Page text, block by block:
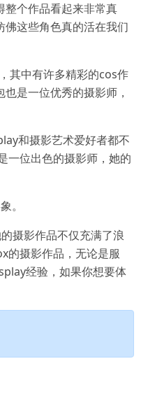
整个作品看起来非常真
佛这些角色真的活在我们
其中有许多精彩的cos作
是一位优秀的摄影师，
和摄影艺术爱好者都不
一位出色的摄影师，她的
。
摄影作品不仅充满了浪
的摄影作品，无论是服
经验，如果你想要体